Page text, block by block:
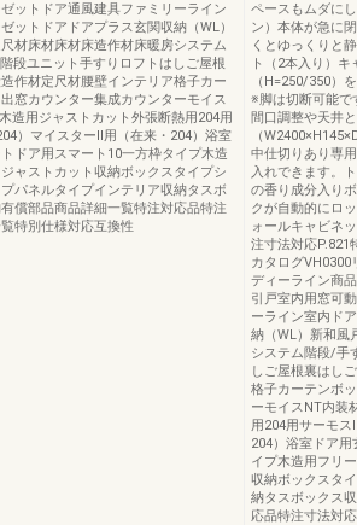
ットドア通風建具ファミリーライン
ットドアドアプラス玄関収納（WL）
材床材床材床造作材床暖房システム
段ユニット手すりロフトはしご屋根
作材定尺材腰壁インテリア格子カー
窓カウンター集成カウンターモイス
造用ジャストカット外張断熱用204用
）マイスターⅡ用（在来・204）浴室
ドア用スマート10一方枠タイプ木造
ャストカット収納ボックスタイプシ
パネルタイプインテリア収納タスボ
償部品商品詳細一覧特注対応品特注
特別仕様対応互換性
ペースもムダに
ン）本体が急に
くとゆっくりと
ト（2本入り）
（H=250/350）
※脚は切断可能
間口調整や天井
（
中仕切りあり専
入れできます。
の香り成分入り
クが自動的にロ
ォールキャビネ
注寸法対応P.821
カタログVH0300
ディーライン商
引戸室内用窓可
ーライン室内ド
納（WL）新和風
システム階段/手
しご屋根裏はし
格子カーテンボ
ーモイスNT内装
用204用サーモ
204）浴室ドア
イプ木造用フリ
収納ボックスタ
納タスボックス
応品特注寸法対